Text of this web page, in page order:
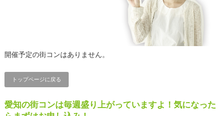
開催予定の街コンはありません。
トップページに戻る
愛知の街コンは毎週盛り上がっていますよ！気になった